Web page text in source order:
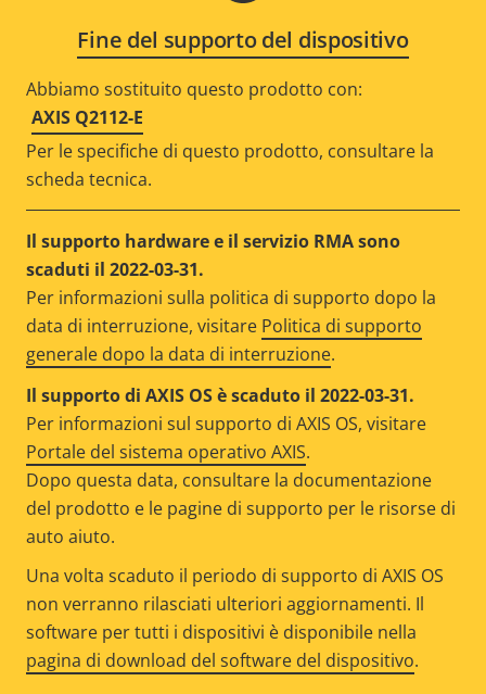
Fine del supporto del dispositivo
Abbiamo sostituito questo prodotto con:
AXIS Q2112-E
Per le specifiche di questo prodotto, consultare la
scheda tecnica.
Il supporto hardware e il servizio RMA sono
scaduti il 2022-03-31.
Per informazioni sulla politica di supporto dopo la
data di interruzione, visitare Politica di supporto
generale dopo la data di interruzione.
Il supporto di AXIS OS è scaduto il 2022-03-31.
Per informazioni sul supporto di AXIS OS, visitare
Portale del sistema operativo AXIS.
Dopo questa data, consultare la documentazione
del prodotto e le pagine di supporto per le risorse di
auto aiuto.
Una volta scaduto il periodo di supporto di AXIS OS
non verranno rilasciati ulteriori aggiornamenti. Il
software per tutti i dispositivi è disponibile nella
pagina di download del software del dispositivo.